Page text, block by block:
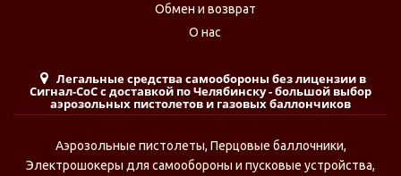
Обмен и возврат
О нас
Легальные средства самообороны без лицензии в
Сигнал-СоС с доставкой по Челябинску - большой выбор
аэрозольных пистолетов и газовых баллончиков
Аэрозольные пистолеты, Перцовые баллочники,
Электрошокеры для самообороны и пусковые устройства,